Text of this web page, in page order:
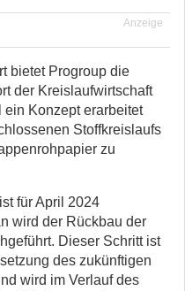
Anzeige
bietet Progroup die
der Kreislaufwirtschaft
ein Konzept erarbeitet
Stoffkreislaufs
zu
für April 2024
wird der Rückbau der
Dieser Schritt ist
des zukünftigen
wird im Verlauf des